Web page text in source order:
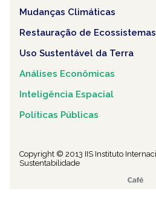
Mudanças Climáticas
Restauração de Ecossistemas
Uso Sustentável da Terra
Análises Econômicas
Inteligência Espacial
Políticas Públicas
Copyright © 2013 IIS Instituto
Sustentabilidade